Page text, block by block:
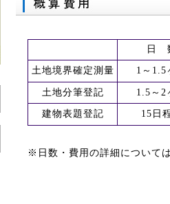
日
土地境界確定測量 1～1.5
土地分筆登記 1.5～2
建物表題登記 15日
※日数・費用の詳細について